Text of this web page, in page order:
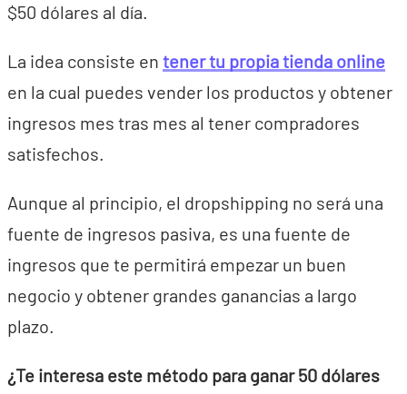
$50 dólares al día.
La idea consiste en tener tu propia tienda online
en la cual puedes vender los productos y obtener
ingresos mes tras mes al tener compradores
satisfechos.
Aunque al principio, el dropshipping no será una
fuente de ingresos pasiva, es una fuente de
ingresos que te permitirá empezar un buen
negocio y obtener grandes ganancias a largo
plazo.
¿Te interesa este método para ganar 50 dólares